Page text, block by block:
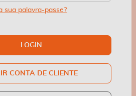
sua palavra-passe?
LOGIN
CONTA DE CLIENTE